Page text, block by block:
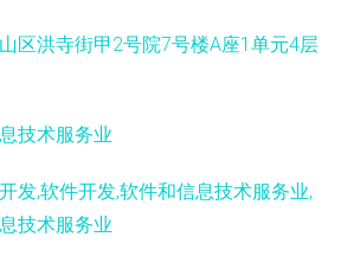
区洪寺街甲2号院7号楼A座1单元4层
技术服务业
发,软件开发,软件和信息技术服务业,
技术服务业